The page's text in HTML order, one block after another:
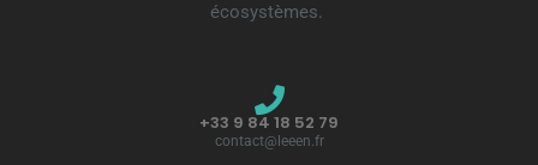
écosystèmes.
+33 9 84 18 52 79
contact@leeen.fr